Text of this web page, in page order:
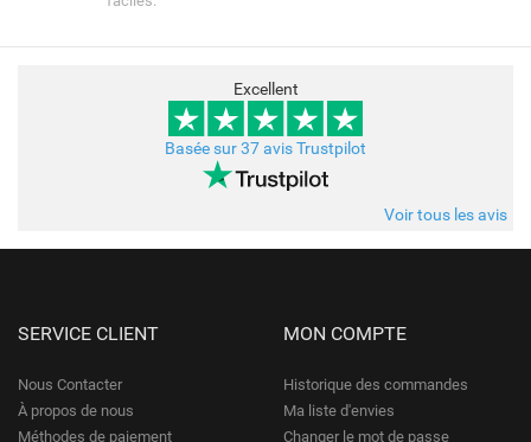
Excellent
Basée sur 37 avis Trustpilot
Voir tous les avis
SERVICE CLIENT
Nous Contacter
À propos de nous
Méthodes de paiement
MON COMPTE
Historique des commandes
Ma liste d'envies
Changer le mot de passe